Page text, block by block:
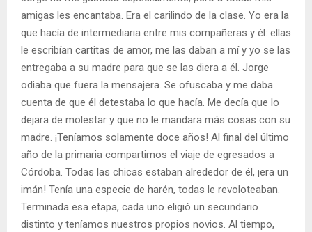
amigas les encantaba. Era el carilindo de la clase. Yo era la
que hacía de intermediaria entre mis compañeras y él: ellas
le escribían cartitas de amor, me las daban a mí y yo se las
entregaba a su madre para que se las diera a él. Jorge
odiaba que fuera la mensajera. Se ofuscaba y me daba
cuenta de que él detestaba lo que hacía. Me decía que lo
dejara de molestar y que no le mandara más cosas con su
madre. ¡Teníamos solamente doce años! Al final del último
año de la primaria compartimos el viaje de egresados a
Córdoba. Todas las chicas estaban alrededor de él, ¡era un
imán! Tenía una especie de harén, todas le revoloteaban.
Terminada esa etapa, cada uno eligió un secundario
distinto y teníamos nuestros propios novios. Al tiempo,